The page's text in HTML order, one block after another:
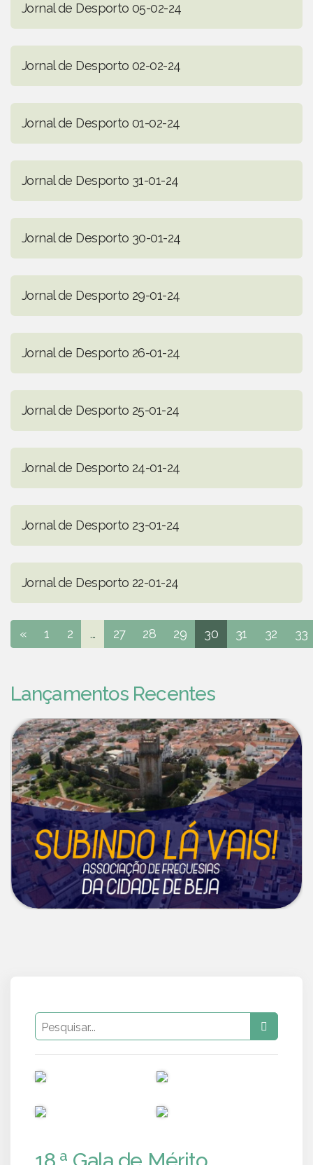
Jornal de Desporto 05-02-24
Jornal de Desporto 02-02-24
Jornal de Desporto 01-02-24
Jornal de Desporto 31-01-24
Jornal de Desporto 30-01-24
Jornal de Desporto 29-01-24
Jornal de Desporto 26-01-24
Jornal de Desporto 25-01-24
Jornal de Desporto 24-01-24
Jornal de Desporto 23-01-24
Jornal de Desporto 22-01-24
« 1 2 ... 27 28 29 30 31 32 33
Lançamentos Recentes